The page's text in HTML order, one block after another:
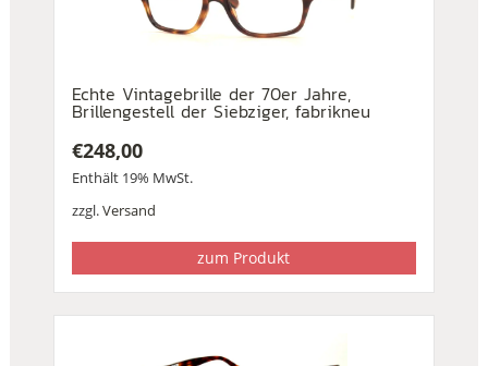
Echte Vintagebrille der 70er Jahre,
Brillengestell der Siebziger, fabrikneu
€248,00
Enthält 19% MwSt.
zzgl.Versand
zum Produkt